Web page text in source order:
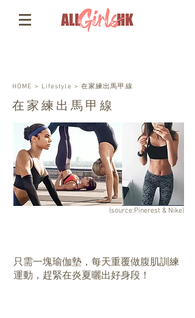
HOME > Lifestyle > 在家練出馬甲線
在家練出馬甲線
(source:Pinerest & Nike)
只需一塊瑜伽墊，每天重覆做腹肌訓練
運動，趕緊在炎夏曬出好身段！